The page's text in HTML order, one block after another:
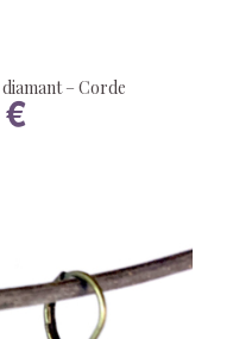
– Corde
€